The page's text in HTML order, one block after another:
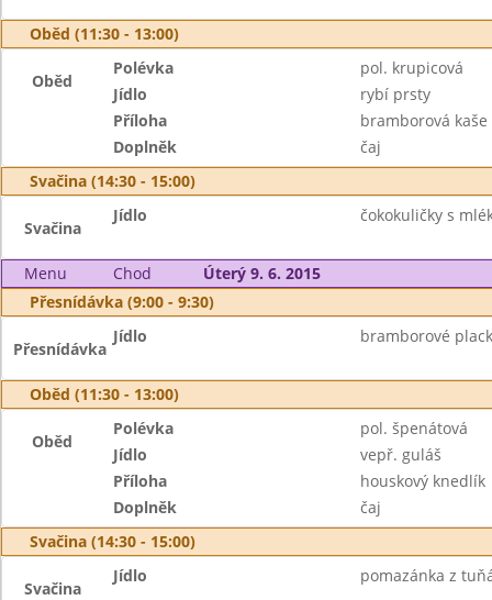
Oběd (11:30 - 13:00)
Oběd
Polévka
pol. krupicová
Jídlo
rybí prsty
Příloha
bramborová kaše
Doplněk
čaj
Svačina (14:30 - 15:00)
Svačina
Jídlo čokokuličky s
Menu Chod
Úterý 9. 6. 2015
Přesnídávka (9:00 - 9:30)
Přesnídávka
Jídlo bramborové
Oběd (11:30 - 13:00)
Oběd
Polévka
pol. špenátová
Jídlo
vepř. guláš
Příloha
houskový knedlík
Doplněk
čaj
Svačina (14:30 - 15:00)
Svačina
Jídlo pomazánka z